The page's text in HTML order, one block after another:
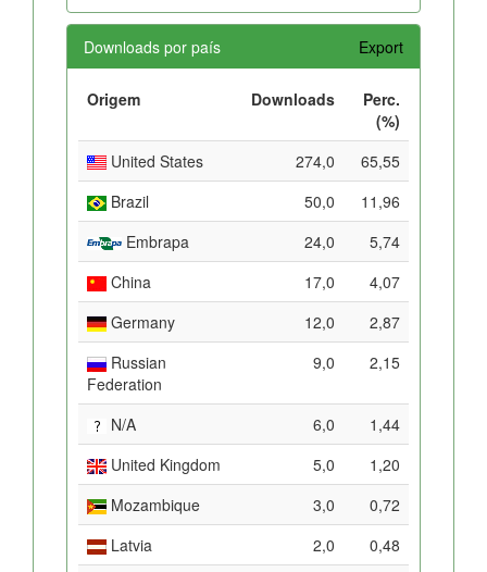
Downloads por país Export
Origem Downloads
Perc.
(%)
United States
274,0
65,55
Brazil
50,0
11,96
Embrapa
24,0
5,74
China
17,0
4,07
Germany
12,0
2,87
Russian
Federation
9,0 2,15
N/A 6,0
1,44
United Kingdom
5,0
1,20
Mozambique
3,0
0,72
Latvia
2,0
0,48